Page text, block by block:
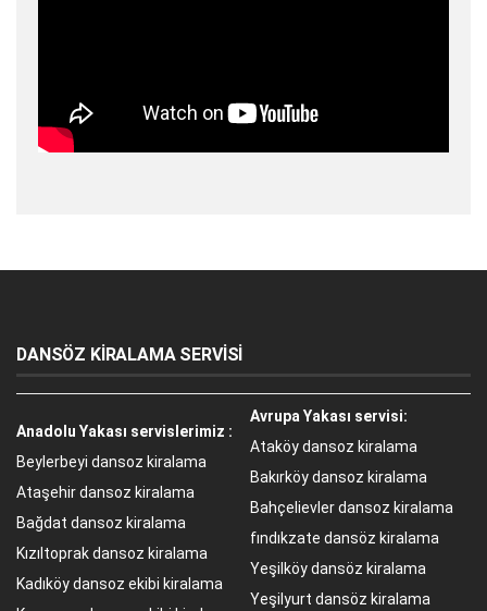
DANSÖZ KİRALAMA SERVİSİ
Anadolu Yakası servislerimiz :
Beylerbeyi dansoz kiralama
Ataşehir dansoz kiralama
Bağdat dansoz kiralama
Kızıltoprak dansoz kiralama
Kadıköy dansoz ekibi kiralama
Avrupa Yakası servisi:
Ataköy dansoz kiralama
Bakırköy dansoz kiralama
Bahçelievler dansoz kiralama
fındıkzate dansöz kiralama
Yeşilköy dansöz kiralama
Yeşilyurt dansöz kiralama